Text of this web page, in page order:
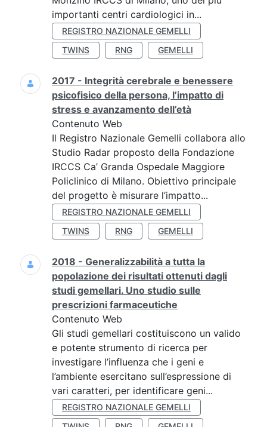
importanti centri cardiologici in...
REGISTRO NAZIONALE GEMELLI
TWINS
RNG GEMELLI
2017 - Integrità cerebrale e benessere
psicofisico della persona, l’impatto di
stress e avanzamento dell’età
Contenuto Web
Il Registro Nazionale Gemelli collabora allo
Studio Radar proposto della Fondazione
IRCCS Ca’ Granda Ospedale Maggiore
Policlinico di Milano. Obiettivo principale
del progetto è misurare l’impatto...
REGISTRO NAZIONALE GEMELLI
TWINS
RNG GEMELLI
2018 - Generalizzabilità a tutta la
popolazione dei risultati ottenuti dagli
studi gemellari. Uno studio sulle
prescrizioni farmaceutiche
Contenuto Web
Gli studi gemellari costituiscono un valido
e potente strumento di ricerca per
investigare l’influenza che i geni e
l’ambiente esercitano sull’espressione di
vari caratteri, per identificare geni...
REGISTRO NAZIONALE GEMELLI